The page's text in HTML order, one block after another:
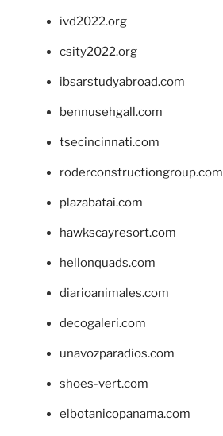
ivd2022.org
csity2022.org
ibsarstudyabroad.com
bennusehgall.com
tsecincinnati.com
roderconstructiongroup.com
plazabatai.com
hawkscayresort.com
hellonquads.com
diarioanimales.com
decogaleri.com
unavozparadios.com
shoes-vert.com
elbotanicopanama.com